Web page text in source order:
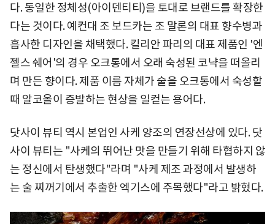
다. 동일한 정체성(아이덴티티)을 토대로 브랜드를 확장한
다는 것이다. 예컨대 조 보드카는 조 말론의 대표 향수병과
흡사한 디자인을 채택했다. 킬리안 파리의 대표 제품인 '엔
젤스 쉐어'의 경우 오크통에서 오래 숙성된 코냑을 떠올리
며 만든 향이다. 제품 이름 자체가 술을 오크통에서 숙성할
때 알코올이 증발하는 현상을 일컫는 용어다.
닷사이 뷰티 역시 본업인 사케 양조의 연장선상에 있다. 닷
사이 뷰티는 "사케의 뛰어난 맛을 만들기 위해 타협하지 않
는 정신에서 탄생했다"라며 "사케 제조 과정에서 발생하
는 술 찌꺼기에서 추출한 엑기스에 주목했다"라고 밝혔다.